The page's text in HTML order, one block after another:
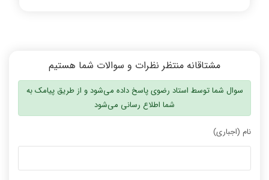
مشتاقانه منتظر نظرات و سوالات شما هستیم
سوال شما توسط استاد رضوی پاسخ داده می‌شود و از طریق پیامک به
شما اطلاع رسانی می‌شود
نام (اجباری)